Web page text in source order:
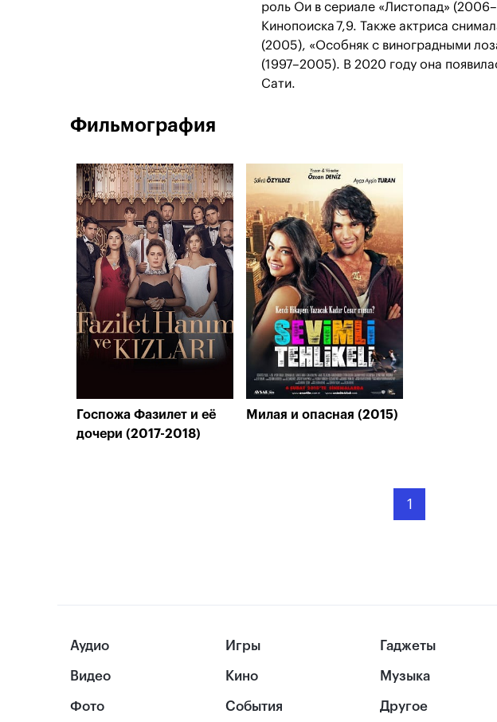
роль Ои в сериале «Листопад»
Кинопоиска 7,9. Также актриса
(2005), «Особняк с виноградными
(1997–2005). В 2020 году она
Сати.
Фильмография
Госпожа Фазилет и её
дочери (2017-2018)
Милая и опасная (2015)
1
Аудио
Видео
Фото
Игры
Кино
События
Гаджеты
Музыка
Другое